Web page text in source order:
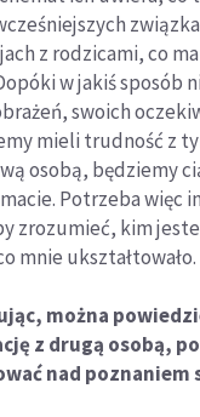
z rodzicami, co
w jakiś sposób
swoich
mieli trudność z
osobą, będziemy
Potrzeba więc
zrozumieć, kim
mnie ukształtowało.
można
z drugą osobą,
nad poznaniem